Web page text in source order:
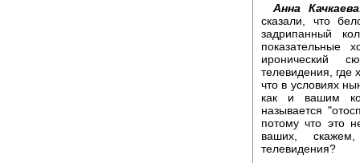
Анна
сказали, что
задрипанный
показательные
иронический
телевидения,
что в условиях
как и вашим
называется
потому что это
ваших,
телевидения?